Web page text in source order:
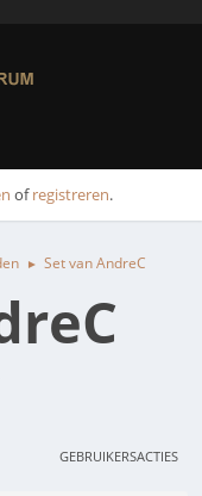
ofregistreren.
► Set van AndreC
GEBRUIKERSACTIES